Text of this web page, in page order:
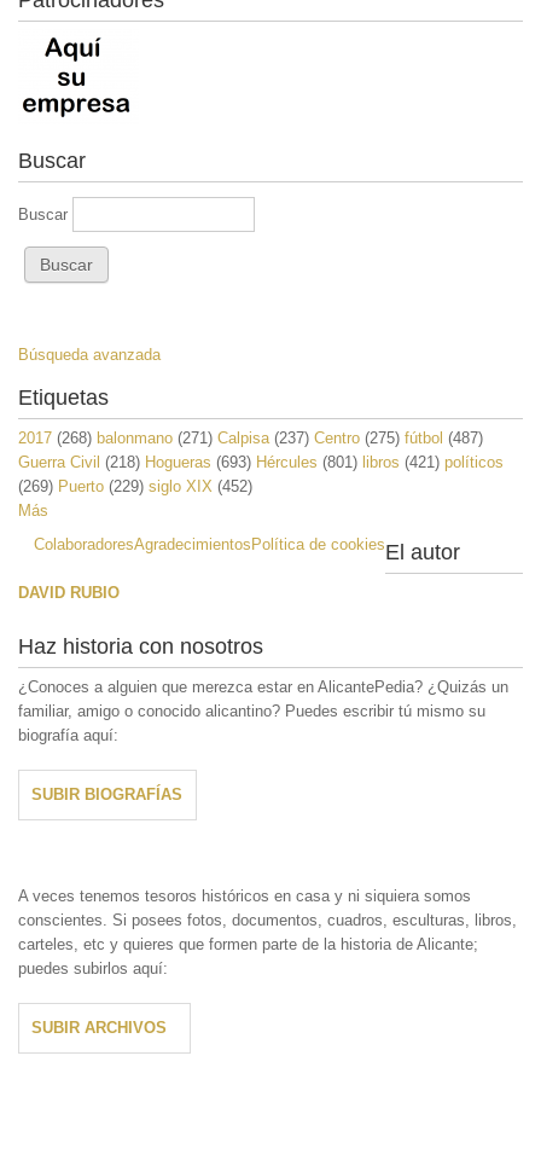
Buscar
Buscar
Búsqueda avanzada
Etiquetas
2017 (268) balonmano (271) Calpisa (237) Centro (275) fútbol (487)
Guerra Civil (218) Hogueras (693) Hércules (801) libros (421) políticos
(269) Puerto (229) siglo XIX (452)
Más
ColaboradoresAgradecimientos Política de cookiesEl autor
DAVID RUBIO
Haz historia con nosotros
¿Conoces a alguien que merezca estar en AlicantePedia? ¿Quizás un
familiar, amigo o conocido alicantino? Puedes escribir tú mismo su
biografía aquí:
SUBIR BIOGRAFÍAS
A veces tenemos tesoros históricos en casa y ni siquiera somos
conscientes. Si posees fotos, documentos, cuadros, esculturas, libros,
carteles, etc y quieres que formen parte de la historia de Alicante;
puedes subirlos aquí:
SUBIR ARCHIVOS